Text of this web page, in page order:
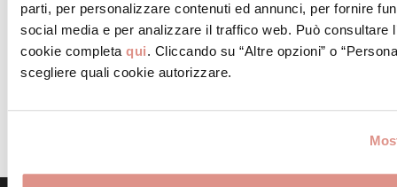
parti, per personalizzare contenuti ed annunci, per fornire
social media e per analizzare il traffico web. Può consultare
cookie completa qui. Cliccando su “Altre opzioni” o
scegliere quali cookie autorizzare.
seconda del risultato che si vuole ottenere.
Panna fresca:è più ricca e naturale, con un sapore
più pieno. Ideale per piatti più cremosi e raffinati.
Panna da cucina:è più densa e pratica, ma meno